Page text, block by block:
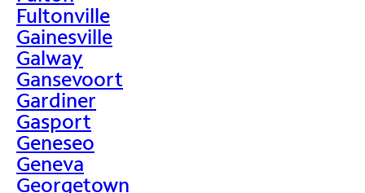
Fultonville
Gainesville
Galway
Gansevoort
Gardiner
Gasport
Geneseo
Geneva
Georgetown